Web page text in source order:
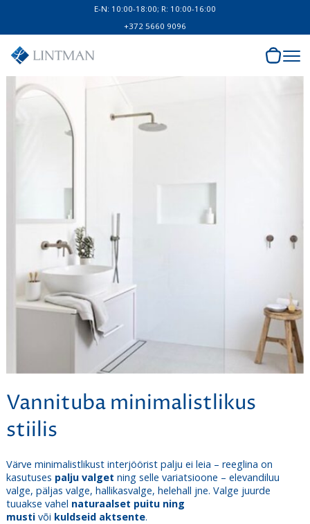
E-N: 10:00-18:00; R: 10:00-16:00
+372 5660 9096
Vannituba minimalistlikus
stiilis
Värve minimalistlikust interjöörist palju ei leia – reeglina on
kasutuses palju valget ning selle variatsioone – elevandiluu
valge, päljas valge, hallikasvalge, helehall jne. Valge juurde
tuuakse vahel naturaalset puitu ning
mustivõi kuldseid aktsente.